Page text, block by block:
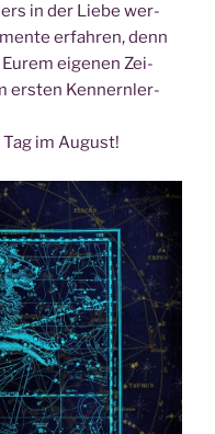
in der Lie­be wer­
erfah­ren, denn
eige­nen Zei­
ers­ten Ken­nern­ler­
im August!